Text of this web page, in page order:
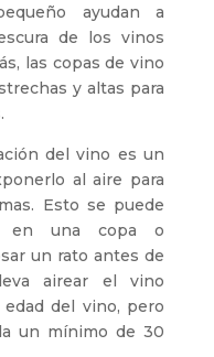
ayudan a
de los vinos
las copas de vino
y altas para
del vino es un
al aire para
Esto se puede
en una copa o
un rato antes de
airear el vino
del vino, pero
un mínimo de 30